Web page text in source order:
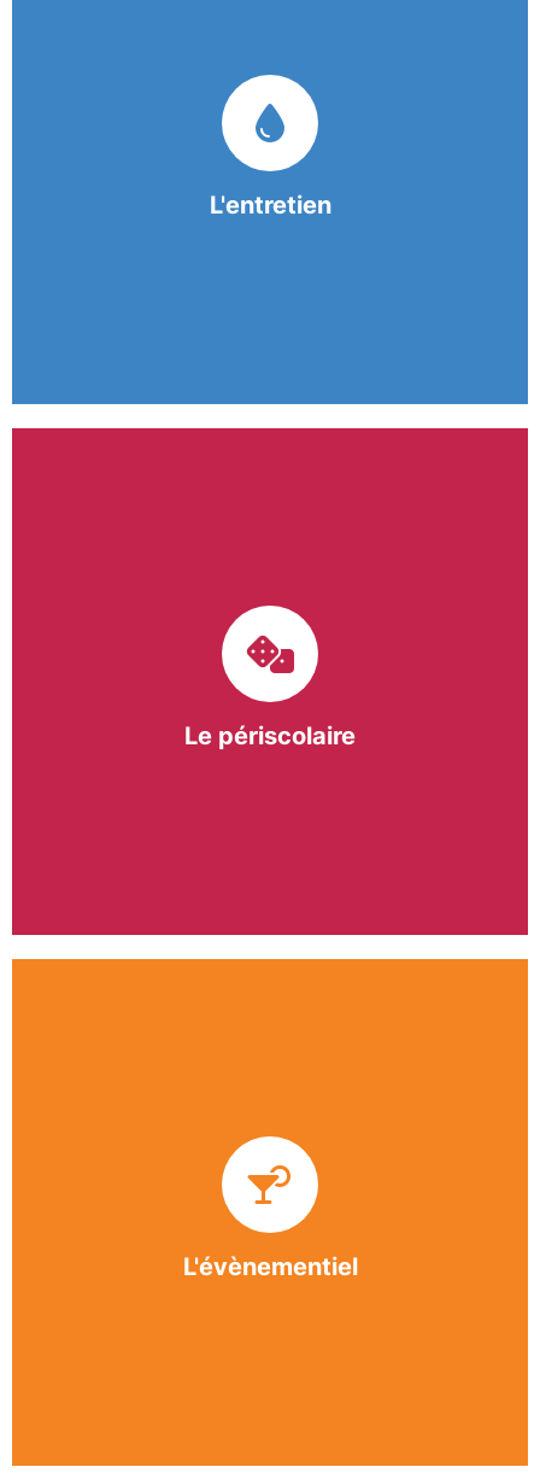
L'entretien
garantissent une prestation de nettoyage de
qualité.
Le périscolaire
bergeracois. A travers les Temps d’Activités
Périscolaires (TAP) et les Pauses Méridiennes, nous
apportons une réponse adaptée et individualisée
L'évènementiel
BASE apporte des solutions innovantes et
originales dans l’organisation des manifestations,
festivals, conventions, colloques et assemblées